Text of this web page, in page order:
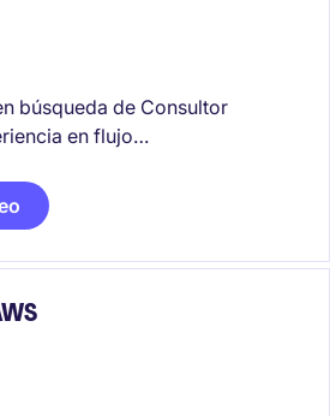
búsqueda de Consultor
en flujo
de extensión junto a
la banca.